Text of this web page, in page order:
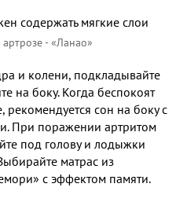
- «Ланао»
и колени, подкладывайте
на боку. Когда беспокоят
сон на боку с
При поражении артритом
под голову и лодыжки
матрас из
с эффектом памяти.